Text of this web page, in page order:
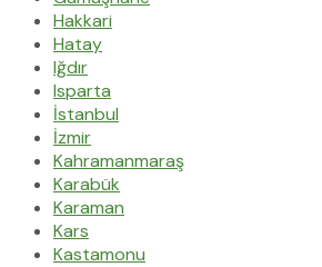
Hakkari
Hatay
Iğdır
Isparta
İstanbul
İzmir
Kahramanmaraş
Karabük
Karaman
Kars
Kastamonu